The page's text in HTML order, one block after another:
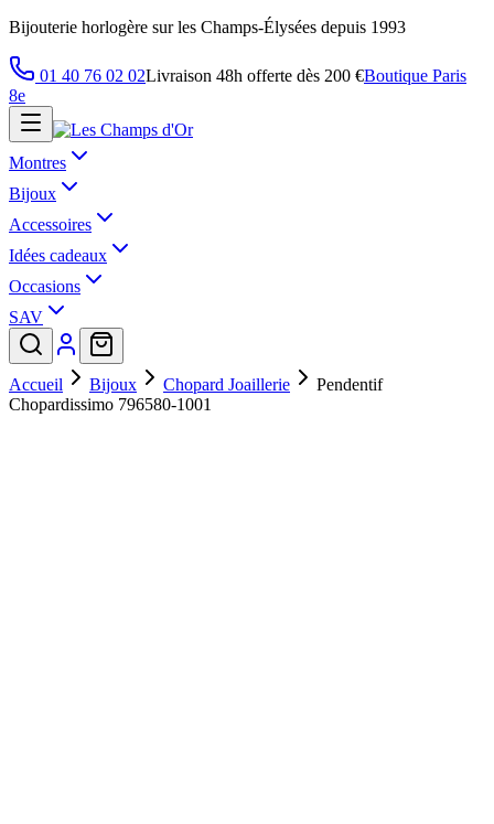
Bijouterie horlogère sur les Champs-Élysées depuis 1993
01 40 76 02 02Livraison 48h offerte dès 200 €Boutique Paris
8e
Montres
Bijoux
Accessoires
Idées cadeaux
Occasions
SAV
Accueil Bijoux Chopard Joaillerie
Pendentif
Chopardissimo 796580-1001